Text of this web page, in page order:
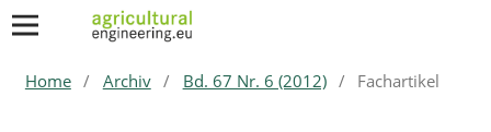
Home / Archiv / Bd. 67 Nr. 6 (2012) / Fachartikel